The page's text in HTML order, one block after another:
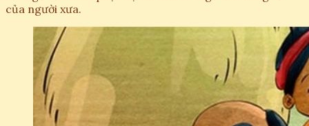
của người xưa.